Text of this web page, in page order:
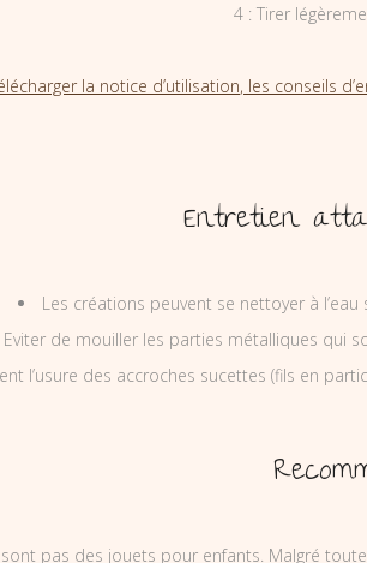
4 : Tirer
la notice d’utilisation, les conseils
Entretien
Les créations peuvent se nettoyer à
Eviter de mouiller les parties métalliques qui
l’usure des accroches sucettes (fils en
pas des jouets pour enfants. Malgré